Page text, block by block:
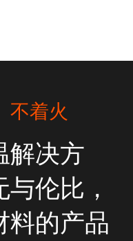
不着火
解决方
伦比，
料的产品